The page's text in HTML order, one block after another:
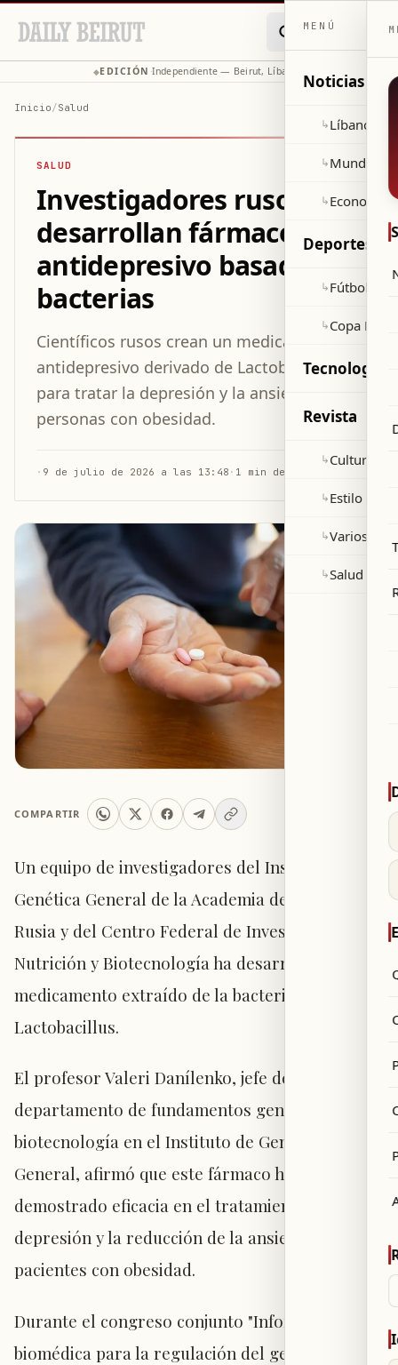
◆EDICIÓN ·Independiente — Beirut, Líbano
Inicio/Salud
SALUD
Investigadores rusos
desarrollan fármaco
antidepresivo basado en
bacterias
Científicos rusos crean un medicamento
antidepresivo derivado de Lactobacillus
para tratar la depresión y la ansiedad en
personas con obesidad.
· 9 de julio de 2026 a las 13:48 · 1 min de lectura
COMPARTIR
Un equipo de investigadores del Instituto de
Genética General de la Academia de Ciencias de
Rusia y del Centro Federal de Investigación en
Nutrición y Biotecnología ha desarrollado un
medicamento extraído de la bacteria
Lactobacillus.
El profesor Valeri Danílenko, jefe del
departamento de fundamentos genéticos de la
biotecnología en el Instituto de Genética
General, afirmó que este fármaco ha
demostrado eficacia en el tratamiento de la
depresión y la reducción de la ansiedad en
pacientes con obesidad.
Durante el congreso conjunto "Informática
biomédica para la regulación del genoma y su
MENÚ
Noticias
↳Líbano
↳Mundo
↳Economía
Deportes
↳Fútbol
↳Copa
Tecnología
Revista
↳Cultura y
↳Estilo de
↳Varios
↳Salud